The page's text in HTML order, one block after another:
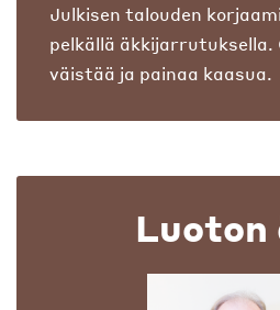
Julkisen talouden
pelkällä äkkijarrutuksella.
väistää ja painaa kaasua.
Luoton